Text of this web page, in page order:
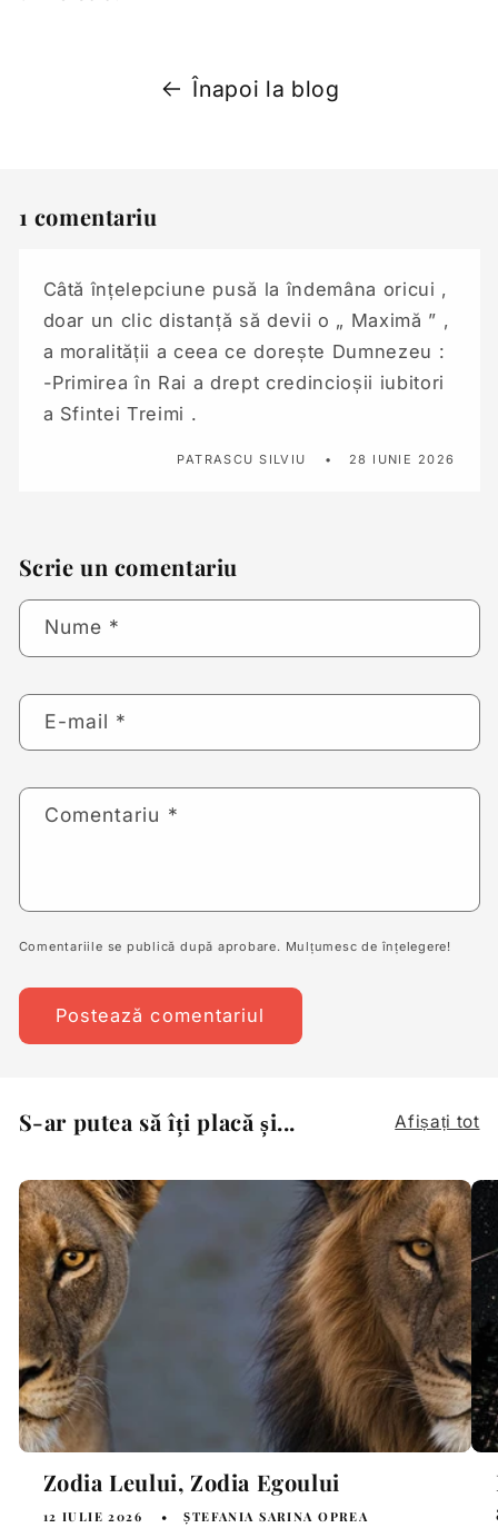
Înapoi la blog
1 comentariu
Câtă înțelepciune pusă la îndemâna oricui ,
doar un clic distanță să devii o „ Maximă ” ,
a moralității a ceea ce dorește Dumnezeu :
-Primirea în Rai a drept credincioșii iubitori
a Sfintei Treimi .
PATRASCU SILVIU 28 IUNIE 2026
Scrie un comentariu
Nume *
E-mail *
Comentariu *
Comentariile se publică după aprobare. Mulțumesc de înțelegere!
S-ar putea să îți placă și... Afișați tot
Zodia Leului, Zodia Egoului
12 IULIE 2026 ȘTEFANIA SARINA OPREA